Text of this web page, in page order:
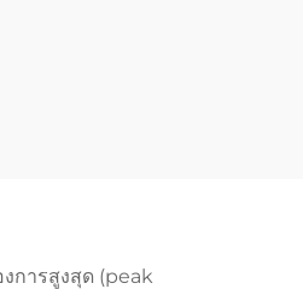
การสูงสุด (peak